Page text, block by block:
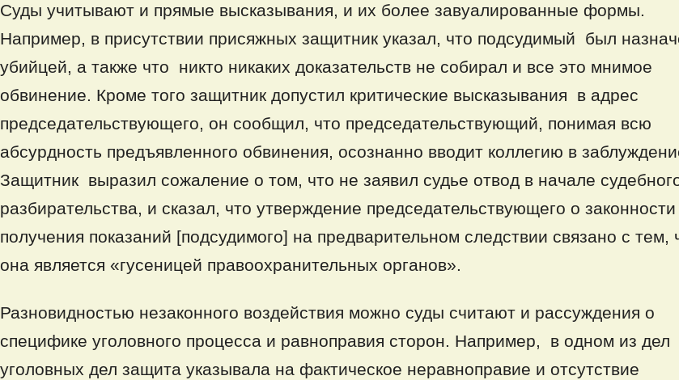
Суды учитывают и прямые высказывания, и их более завуалированные формы.
Например, в присутствии присяжных защитник указал, что подсудимый был
убийцей, а также что никто никаких доказательств не собирал и все это мнимое
обвинение. Кроме того защитник допустил критические высказывания в адрес
председательствующего, он сообщил, что председательствующий, понимая всю
абсурдность предъявленного обвинения, осознанно вводит коллегию в
Защитник выразил сожаление о том, что не заявил судье отвод в начале
разбирательства, и сказал, что утверждение председательствующего о законности
получения показаний [подсудимого] на предварительном следствии связано с тем,
она является «гусеницей правоохранительных органов».
Разновидностью незаконного воздействия можно суды считают и рассуждения о
специфике уголовного процесса и равноправия сторон. Например, в одном из дел
уголовных дел защита указывала на фактическое неравноправие и отсутствие